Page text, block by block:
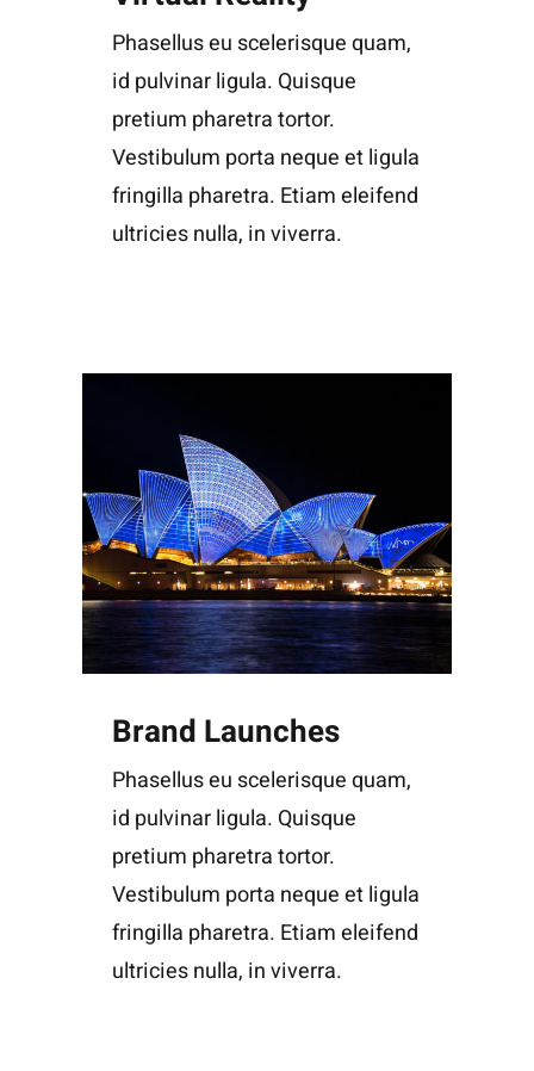
Phasellus eu scelerisque quam,
id pulvinar ligula. Quisque
pretium pharetra tortor.
Vestibulum porta neque et ligula
fringilla pharetra. Etiam eleifend
ultricies nulla, in viverra.
Brand Launches
Phasellus eu scelerisque quam,
id pulvinar ligula. Quisque
pretium pharetra tortor.
Vestibulum porta neque et ligula
fringilla pharetra. Etiam eleifend
ultricies nulla, in viverra.